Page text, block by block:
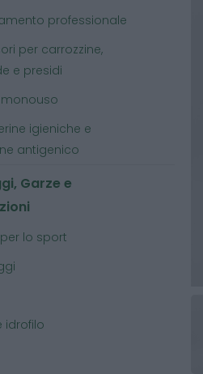
professionale
per carrozzine,
e presidi
igieniche e
antigenico
Garze e
lo sport
idrofilo